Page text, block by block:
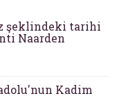
şeklindeki tarihi
Naarden
Kadim